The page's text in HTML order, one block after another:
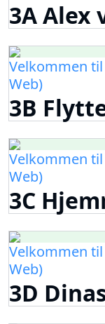
3A Alex
Velkommen
Web)
3B
Velkommen
Web)
3C
Velkommen
Web)
3D